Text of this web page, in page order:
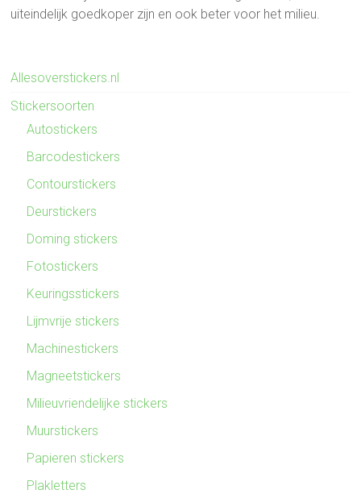
uiteindelijk goedkoper zijn en ook beter voor het milieu.
Allesoverstickers.nl
Stickersoorten
Autostickers
Barcodestickers
Contourstickers
Deurstickers
Doming stickers
Fotostickers
Keuringsstickers
Lijmvrije stickers
Machinestickers
Magneetstickers
Milieuvriendelijke stickers
Muurstickers
Papieren stickers
Plakletters